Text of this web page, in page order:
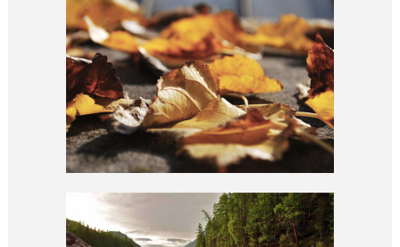
CATACOMB COLLECTION
abstract / conceptual